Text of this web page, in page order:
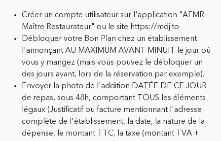
Créer un compte utilisateur sur l'application "AFMR -
Maître Restaurateur" ou le site https://mdj.to
Débloquer votre Bon Plan chez un établissement
l'annonçant AU MAXIMUM AVANT MINUIT le jour où
vous y mangez (mais vous pouvez le débloquer un
des jours avant, lors de la réservation par exemple).
Envoyer la photo de l'addition DATÉE DE CE JOUR
de repas, sous 48h, comportant TOUS les éléments
légaux (Justificatif ou facture mentionnant l'adresse
complète de l'établissement, la date, la nature de la
dépense, le montant TTC, la taxe (montant TVA +